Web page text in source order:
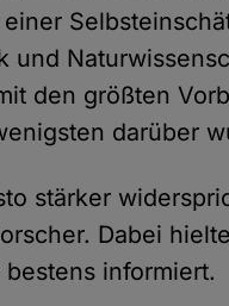
und
den größten
darüber
stärker
Dabei
informiert.